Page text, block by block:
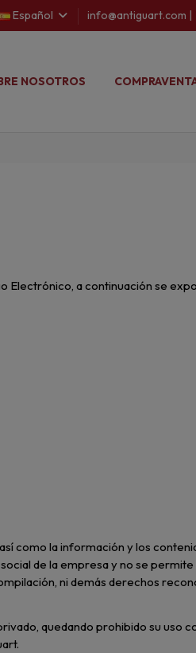
Español info@antiguart.com |
NOSOTROS
Electrónico, a continuación se
como la información y los
de la empresa y no se
ni demás derechos
quedando prohibido su uso